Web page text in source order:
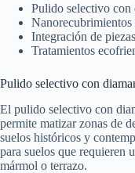
Pulido selectivo con
Nanorecubrimientos
Integración de
Tratamientos
Pulido selectivo con
El pulido selectivo con
permite matizar zonas de
suelos históricos y
para suelos que requieren
mármol o terrazo.